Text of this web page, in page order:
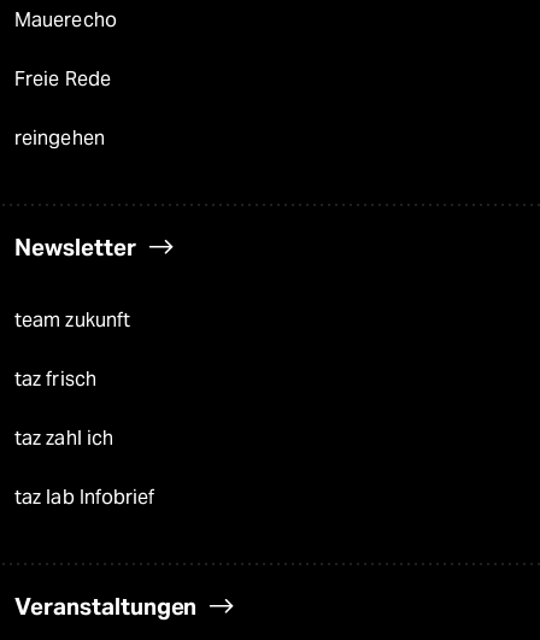
Mauerecho
Freie Rede
reingehen
Newsletter
team zukunft
taz frisch
taz zahl ich
taz lab Infobrief
Veranstaltungen